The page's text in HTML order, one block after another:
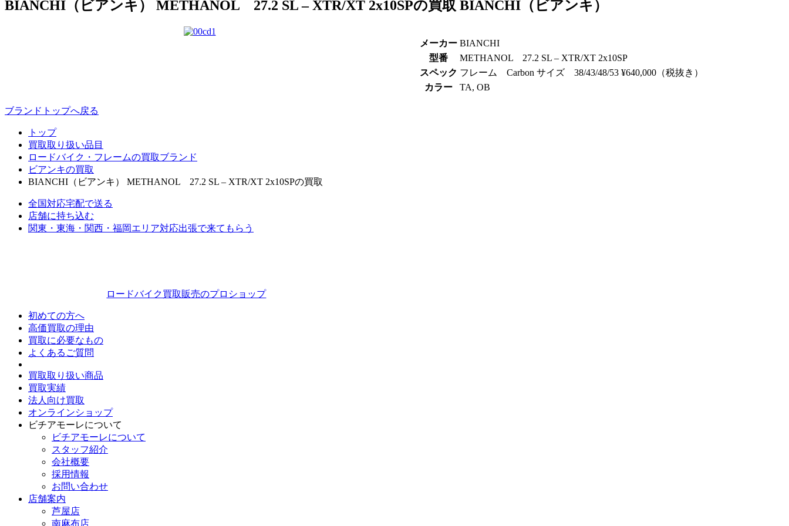
BIANCHI（ビアンキ） METHANOL 27.2 SL – XTR/XT 2x10SPの買取 BIANCHI（ビアンキ）
メーカー BIANCHI
型番
METHANOL 27.2 SL – XTR/XT 2x10SP
スペック フレーム Carbon サイズ 38/43/48/53 ¥640,000（税抜き）
カラー
TA, OB
ブランドトップへ戻る
トップ
買取取り扱い品目
ロードバイク・フレームの買取ブランド
ビアンキの買取
BIANCHI（ビアンキ） METHANOL 27.2 SL – XTR/XT 2x10SPの買取
全国対応宅配で送る
店舗に持ち込む
関東・東海・関西・福岡エリア対応出張で来てもらう
ロードバイク買取販売のプロショップ
初めての方へ
高価買取の理由
買取に必要なもの
よくあるご質問
買取取り扱い商品
買取実績
法人向け買取
オンラインショップ
ビチアモーレについて
ビチアモーレについて
スタッフ紹介
会社概要
採用情報
お問い合わせ
店舗案内
芦屋店
南麻布店